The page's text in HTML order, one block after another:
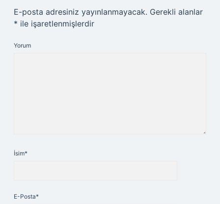
E-posta adresiniz yayınlanmayacak. Gerekli alanlar
* ile işaretlenmişlerdir
Yorum
İsim*
E-Posta*